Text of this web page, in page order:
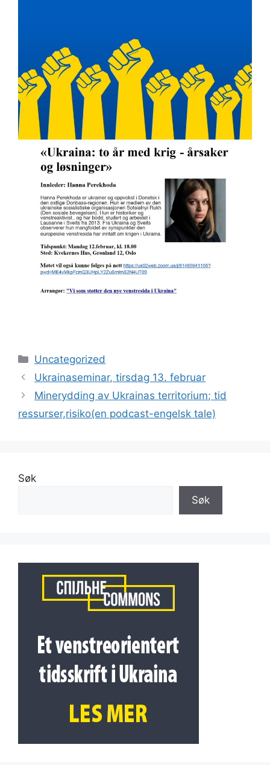
Kategorier
Uncategorized
Ukrainaseminar, tirsdag 13. februar
Minerydding av Ukrainas territorium; tid
ressurser,risiko(en podcast-engelsk tale)
Søk
Søk